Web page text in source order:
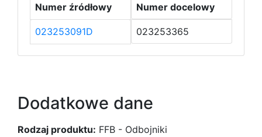
Numer źródłowy Numer docelowy
023253091D 023253365
Dodatkowe dane
Rodzaj produktu: FFB - Odbojniki